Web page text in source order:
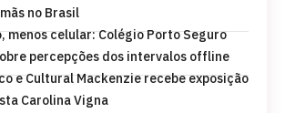
no Brasil
menos celular: Colégio Porto Seguro
percepções dos intervalos offline
e Cultural Mackenzie recebe exposição
Carolina Vigna